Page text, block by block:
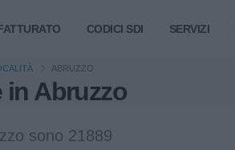
CODICI SDI SERVIZI
in Abruzzo
ABRUZZO
sono 21889